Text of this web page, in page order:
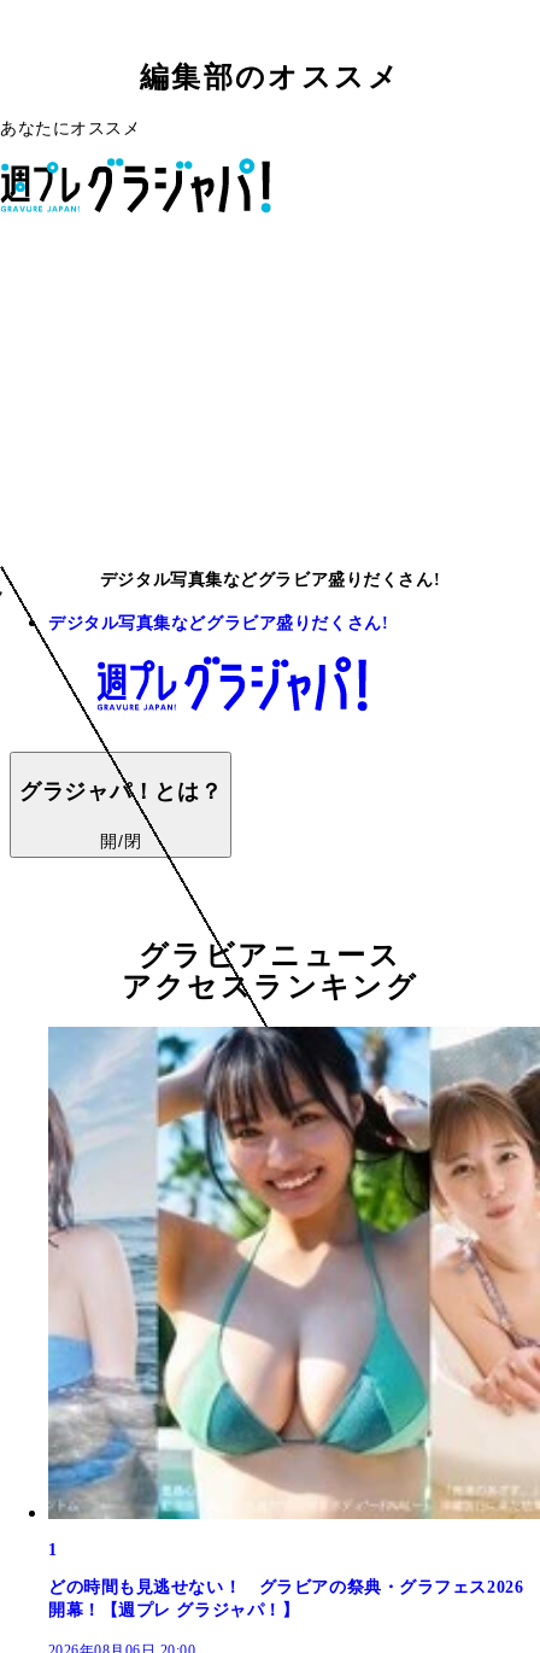
編集部のオススメ
あなたにオススメ
デジタル写真集などグラビア盛りだくさん!
デジタル写真集などグラビア盛りだくさん!
グラジャパ！とは？
開/閉
グラビアニュース
アクセスランキング
1
どの時間も見逃せない！ グラビアの祭典・グラフェス2026
開幕！【週プレ グラジャパ！】